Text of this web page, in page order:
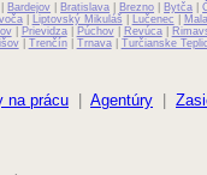
Bardejov Bratislava Brezno Bytča |
| Liptovský Mikuláš Lučenec
| Prievidza| Púchov| Revúca|
| Trenčín| Trnava| Turčianske
na prácu Agentúry